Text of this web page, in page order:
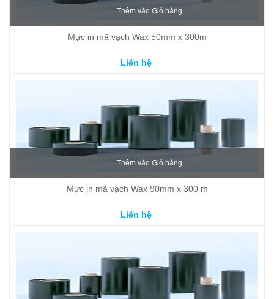
Thêm vào Giỏ hàng
Mực in mã vạch Wax 50mm x 300m
Liên hệ
Thêm vào Giỏ hàng
Mực in mã vạch Wax 90mm x 300 m
Liên hệ